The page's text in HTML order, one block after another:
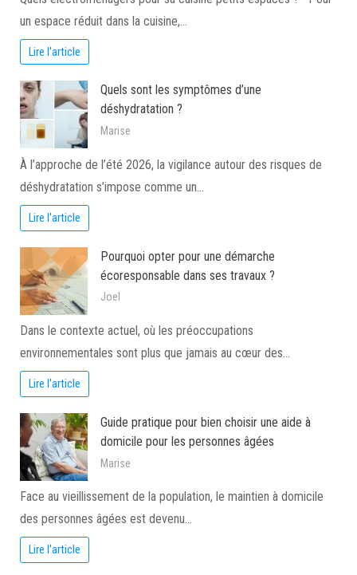
un espace réduit dans la cuisine,…
Lire l'article
Quels sont les symptômes d’une
déshydratation ?
Marise
À l’approche de l’été 2026, la vigilance autour des risques de
déshydratation s’impose comme un…
Lire l'article
Pourquoi opter pour une démarche
écoresponsable dans ses travaux ?
Joel
Dans le contexte actuel, où les préoccupations
environnementales sont plus que jamais au cœur des…
Lire l'article
Guide pratique pour bien choisir une aide à
domicile pour les personnes âgées
Marise
Face au vieillissement de la population, le maintien à domicile
des personnes âgées est devenu…
Lire l'article